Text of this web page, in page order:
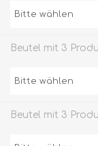
Beutel mit 3
Beutel mit 3